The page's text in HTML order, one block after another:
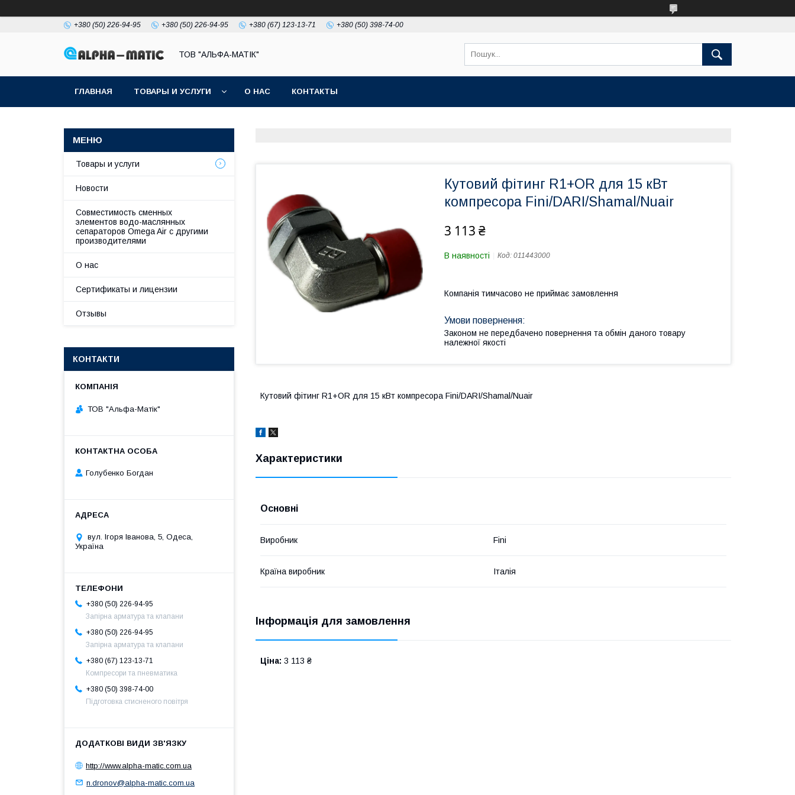
+380 (50) 226-94-95 +380 (50) 226-94-95 +380 (67) 123-13-71 +380 (50) 398-74-00
ТОВ "АЛЬФА-МАТІК"
ГЛАВНАЯ ТОВАРЫ И УСЛУГИ О НАС КОНТАКТЫ
Кутовий фітинг R1+OR для 15 кВт
компресора Fini/DARI/Shamal/Nuair
3 113 ₴
В наявності Код: 011443000
Компанія тимчасово не приймає замовлення
Законом не передбачено повернення та обмін даного товару
належної якості
Кутовий фітинг R1+OR для 15 кВт компресора Fini/DARI/Shamal/Nuair
Характеристики
Основні
Виробник Fini
Країна виробник Італія
Інформація для замовлення
Ціна: 3 113 ₴
Товары и услуги
Новости
Совместимость сменных
элементов водо-маслянных
сепараторов Omega Air с другими
производителями
О нас
Сертификаты и лицензии
Отзывы
КОНТАКТИ
ТОВ "Альфа-Матік"
Голубенко Богдан
вул. Ігоря Іванова, 5, Одеса,
Україна
+380 (50) 226-94-95
Запірна арматура та клапани
+380 (50) 226-94-95
Запірна арматура та клапани
+380 (67) 123-13-71
Компресори та пневматика
+380 (50) 398-74-00
Підготовка стисненого повітря
http://www.alpha-matic.com.ua
n.dronov@alpha-matic.com.ua